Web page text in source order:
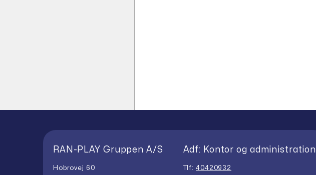
RAN-PLAY Gruppen A/S
Hobrovej 60
Adf: Kontor og administration
Tlf: 40420932